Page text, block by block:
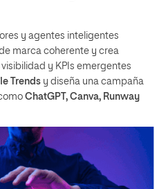
y agentes inteligentes
marca coherente y crea
y KPIs emergentes
Trends y diseña una campaña
ChatGPT, Canva, Runway